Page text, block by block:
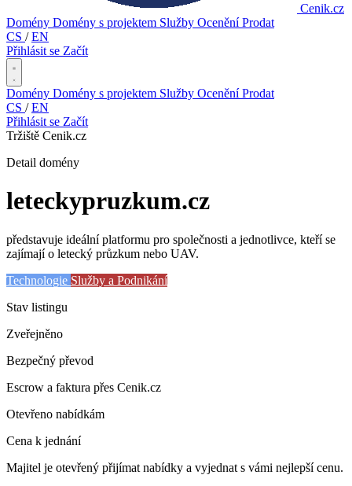
Cenik.cz
Domény Domény s projektem Služby OceněníProdat
CS / EN
Přihlásit se Začít
Domény Domény s projektem Služby OceněníProdat
CS / EN
Přihlásit se Začít
Tržiště Cenik.cz
Detail domény
leteckypruzkum.cz
představuje ideální platformu pro společnosti a jednotlivce, kteří se
zajímají o letecký průzkum nebo UAV.
Technologie Služby a Podnikání
Stav listingu
Zveřejněno
Bezpečný převod
Escrow a faktura přes Cenik.cz
Otevřeno nabídkám
Cena k jednání
Majitel je otevřený přijímat nabídky a vyjednat s vámi nejlepší cenu.